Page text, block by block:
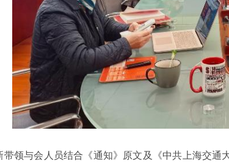
带领与会人员结合《通知》原文及《中共上海交